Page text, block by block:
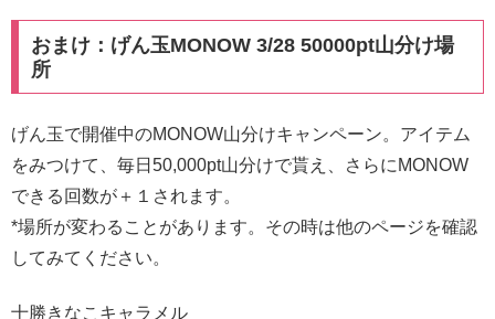
おまけ：げん玉MONOW 3/28 50000pt山分け場
所
げん玉で開催中のMONOW山分けキャンペーン。アイテム
をみつけて、毎日50,000pt山分けで貰え、さらにMONOW
できる回数が＋１されます。
*場所が変わることがあります。その時は他のページを確認
してみてください。
十勝きなこキャラメル